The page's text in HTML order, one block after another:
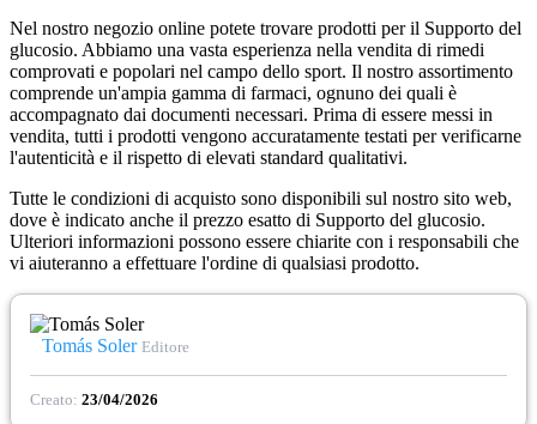
Nel nostro negozio online potete trovare prodotti per il Supporto del
glucosio. Abbiamo una vasta esperienza nella vendita di rimedi
comprovati e popolari nel campo dello sport. Il nostro assortimento
comprende un'ampia gamma di farmaci, ognuno dei quali è
accompagnato dai documenti necessari. Prima di essere messi in
vendita, tutti i prodotti vengono accuratamente testati per verificarne
l'autenticità e il rispetto di elevati standard qualitativi.
Tutte le condizioni di acquisto sono disponibili sul nostro sito web,
dove è indicato anche il prezzo esatto di Supporto del glucosio.
Ulteriori informazioni possono essere chiarite con i responsabili che
vi aiuteranno a effettuare l'ordine di qualsiasi prodotto.
Creato: 23/04/2026
Tomás Soler Editore